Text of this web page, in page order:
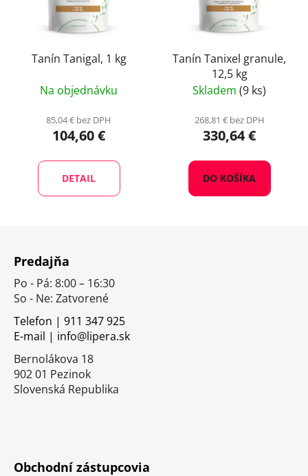
Tanín Tanigal, 1 kg
Na objednávku
85,04 € bez DPH
104,60 €
DETAIL
Tanín Tanixel granule,
12,5 kg
Skladem (9 ks)
268,81 € bez DPH
330,64 €
DO KOŠÍKA
Predajňa
Po - Pá: 8:00 – 16:30
So - Ne: Zatvorené
Telefon | 911 347 925
E-mail | info@lipera.sk
Bernolákova 18
902 01 Pezinok
Slovenská Republika
Obchodní zástupcovia